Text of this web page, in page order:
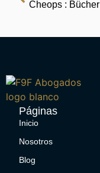
Cheops : Bücher
Páginas
Inicio
Nosotros
Blog